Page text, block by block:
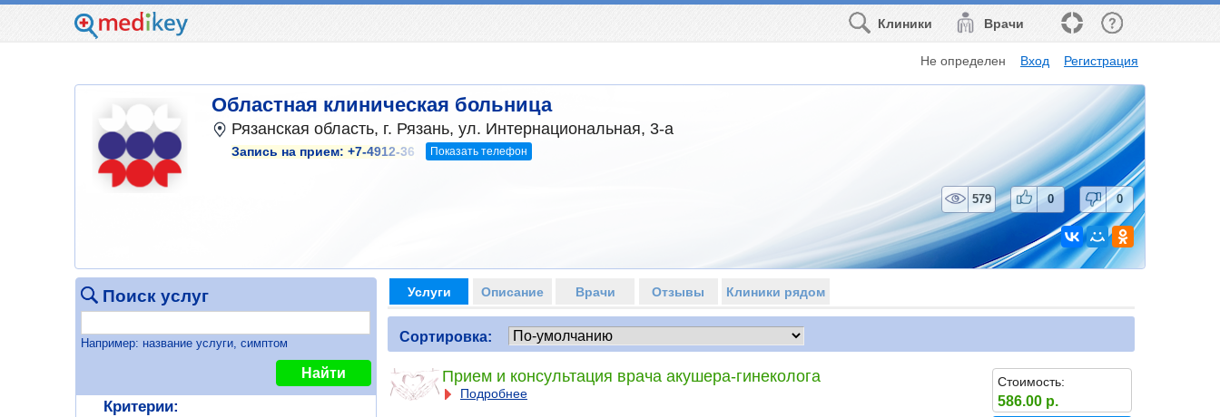
Врачи
Клиники
Не определен Вход Регистрация
Областная клиническая больница
Рязанская область, г. Рязань, ул. Интернациональная, 3-а
Запись на прием: +7-4912-36 Показать телефон
579 0 0
Поиск услуг
Например: название услуги, симптом
Найти
Критерии:
Услуги Описание Врачи Отзывы Клиники рядом
Сортировка:
Прием и консультация врача акушера-гинеколога
Подробнее
Стоимость:
586.00 р.